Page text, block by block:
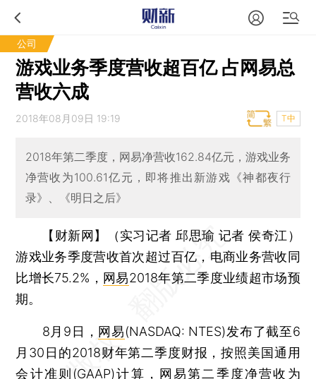
公司
游戏业务季度营收超百亿 占网易总
营收六成
2018年08月09日 19:19 T中
2018年第二季度，网易净营收162.84亿元，游戏业务
净营收为100.61亿元，即将推出新游戏《神都夜行
录》、《明日之后》
【财新网】（实习记者 邱思瑜 记者 侯奇江）
游戏业务季度营收首次超过百亿，电商业务营收同
比增长75.2%， 网易2018年第二季度业绩超市场预
期。
8月9日， 网易(NASDAQ: NTES)发布了截至6
月30日的2018财年第二季度财报，按照美国通用
会计准则(GAAP)计算，网易第二季度净营收为